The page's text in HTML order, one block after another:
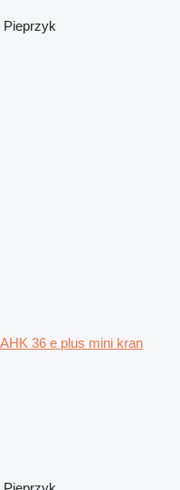
Pieprzyk
36 e plus mini kran